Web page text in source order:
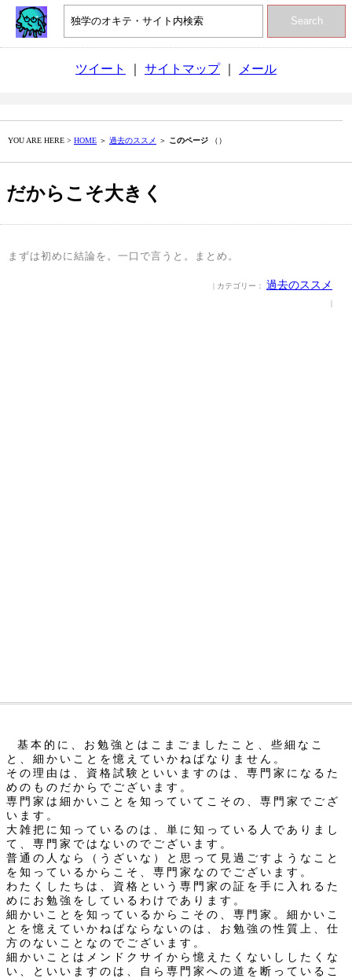
Search
ツイート サイトマップ｜ メール
YOU ARE HERE > HOME ＞ 過去のススメ ＞ このページ （）
だからこそ大きく
まずは初めに結論を。一口で言うと。まとめ。
| カテゴリー： 過去のススメ
|
基本的に、お勉強とはこまごましたこと、些細なこ
と、細かいことを憶えていかねばなりません。
その理由は、資格試験といいますのは、専門家になるた
めのものだからでございます。
専門家は細かいことを知っていてこその、専門家でござ
います。
大雑把に知っているのは、単に知っている人でありまし
て、専門家ではないのでございます。
普通の人なら（うざいな）と思って見過ごすようなこと
を知っているからこそ、専門家なのでございます。
わたくしたちは、資格という専門家の証を手に入れるた
めにお勉強をしているわけであります。
細かいことを知っているからこその、専門家。細かいこ
とを憶えていかねばならないのは、お勉強の性質上、仕
方のないことなのでございます。
細かいことはメンドクサイから憶えたくないししたくな
い、といいますのは、自ら専門家への道を断っているこ